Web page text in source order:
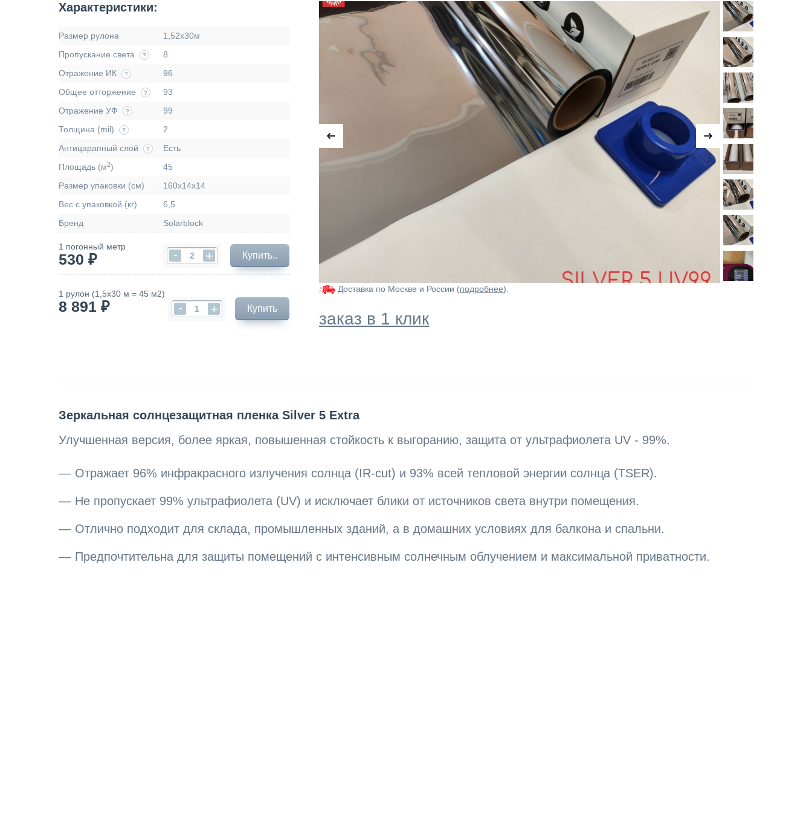
Характеристики:
Размер рулона
1,52х30м
Пропускание света
?
8
Отражение ИК
?
96
Общее отторжение
?
93
Отражение УФ
?
99
Толщина (mil)
?
2
Антицарапный слой
?
Есть
Площадь (м2)
45
Размер упаковки (см)
160х14х14
Вес с упаковкой (кг)
6,5
Бренд
Solarblock
1 погонный метр
530 ₽ - + Купить..
1 рулон (1,5х30 м = 45 м2)
8 891 ₽ - + Купить
Доставка по Москве и России (подробнее).
заказ в 1 клик
Зеркальная солнцезащитная пленка Silver 5 Extra
Улучшенная версия, более яркая, повышенная стойкость к выгоранию, защита от ультрафиолета UV - 99%.
Отражает 96% инфракрасного излучения солнца (IR-cut) и 93% всей тепловой энергии солнца (TSER).
Не пропускает 99% ультрафиолета (UV) и исключает блики от источников света внутри помещения.
Отлично подходит для склада, промышленных зданий, а в домашних условиях для балкона и спальни.
Предпочтительна для защиты помещений с интенсивным солнечным облучением и максимальной приватности.